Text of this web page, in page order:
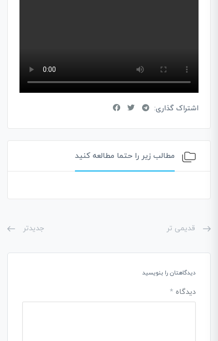
اشتراک گذاری:
مطالب زیر را حتما مطالعه کنید
قدیمی تر جدیدتر
دیدگاهتان را بنویسید
دیدگاه *